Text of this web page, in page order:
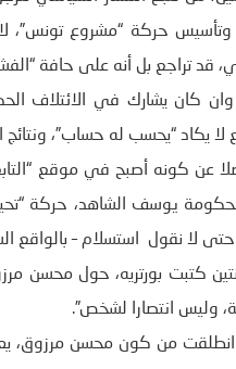
وتأسيس حركة “مشروع تونس”، لا
قد تراجع بل أنه على حافة
وان كان يشارك في الائتلاف
يكاد “يحسب له حساب”، ونتائج الانتخابات
عن كونه أصبح في موقع
يوسف الشاهد، حركة
لا نقول استسلام – بالواقع
كتبت بورتريه، حول محسن
وليس انتصارا لشخص”.